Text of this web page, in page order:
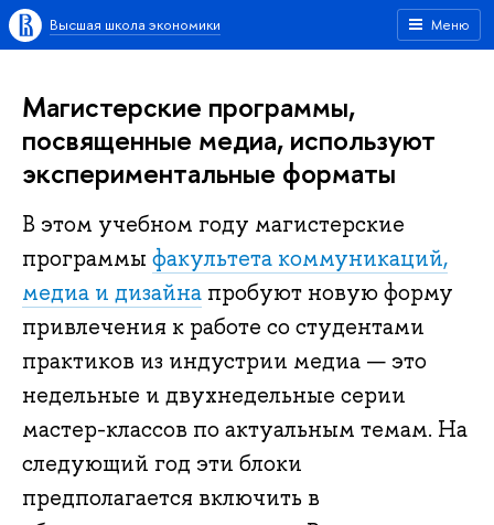
Меню
Высшая школа экономики
Магистерские программы,
посвященные медиа, используют
экспериментальные форматы
В этом учебном году магистерские
программы факультета коммуникаций,
медиа и дизайна пробуют новую форму
привлечения к работе со студентами
практиков из индустрии медиа — это
недельные и двухнедельные серии
мастер-классов по актуальным темам. На
следующий год эти блоки
предполагается включить в